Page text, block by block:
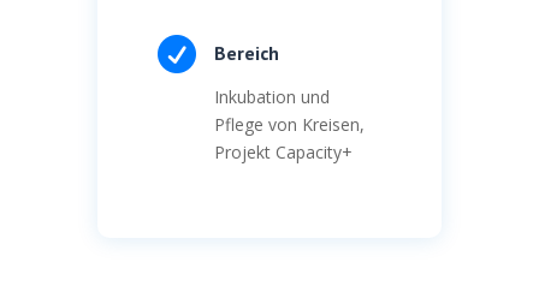
 Bereich
Inkubation und
Pflege von Kreisen,
Projekt Capacity+